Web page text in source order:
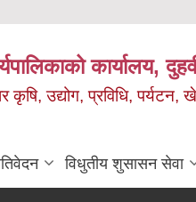
कार्यालय,
कृषि, उद्योग, प्रविधि, पर्यटन,
विधुतीय शुसासन सेवा